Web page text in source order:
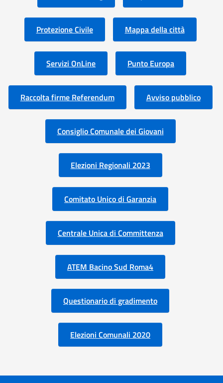
Protezione Civile Mappa della città
Servizi OnLine Punto Europa
Raccolta firme Referendum Avviso pubblico
Consiglio Comunale dei Giovani
Elezioni Regionali 2023
Comitato Unico di Garanzia
Centrale Unica di Committenza
ATEM Bacino Sud Roma4
Questionario di gradimento
Elezioni Comunali 2020